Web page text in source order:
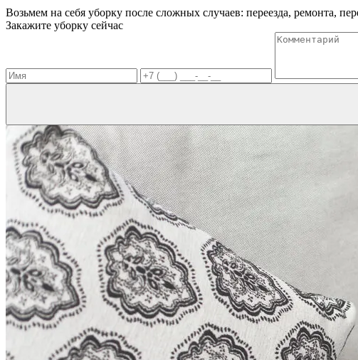
Возьмем на себя уборку после сложных случаев: переезда, ремонта,
Закажите уборку сейчас